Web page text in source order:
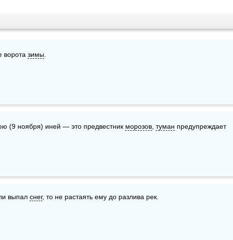
ворота зимы
(9 ноября) иней — это предвестник морозов туман предупреждает
выпал снег, то не растаять ему до разлива рек.